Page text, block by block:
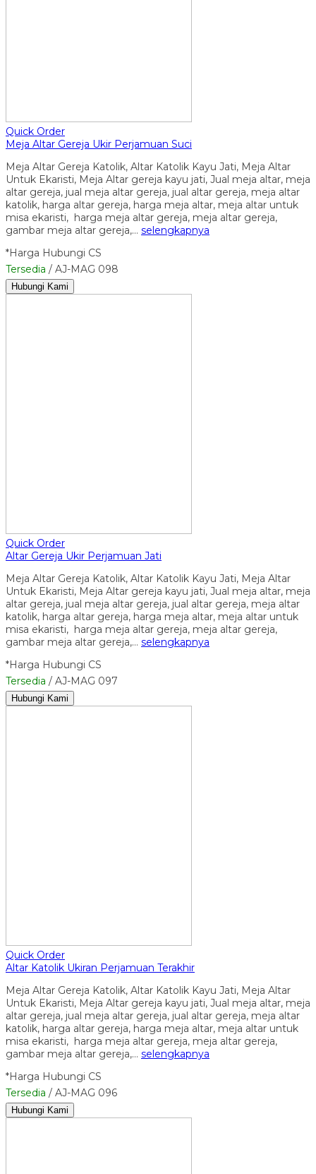
Quick Order
Meja Altar Gereja Ukir Perjamuan Suci
Meja Altar Gereja Katolik, Altar Katolik Kayu Jati, Meja Altar
Untuk Ekaristi, Meja Altar gereja kayu jati, Jual meja altar, meja
altar gereja, jual meja altar gereja, jual altar gereja, meja altar
katolik, harga altar gereja, harga meja altar, meja altar untuk
misa ekaristi, harga meja altar gereja, meja altar gereja,
gambar meja altar gereja,… selengkapnya
*Harga Hubungi CS
Tersedia / AJ-MAG 098
Hubungi Kami
Quick Order
Altar Gereja Ukir Perjamuan Jati
Meja Altar Gereja Katolik, Altar Katolik Kayu Jati, Meja Altar
Untuk Ekaristi, Meja Altar gereja kayu jati, Jual meja altar, meja
altar gereja, jual meja altar gereja, jual altar gereja, meja altar
katolik, harga altar gereja, harga meja altar, meja altar untuk
misa ekaristi, harga meja altar gereja, meja altar gereja,
gambar meja altar gereja,… selengkapnya
*Harga Hubungi CS
Tersedia / AJ-MAG 097
Hubungi Kami
Quick Order
Altar Katolik Ukiran Perjamuan Terakhir
Meja Altar Gereja Katolik, Altar Katolik Kayu Jati, Meja Altar
Untuk Ekaristi, Meja Altar gereja kayu jati, Jual meja altar, meja
altar gereja, jual meja altar gereja, jual altar gereja, meja altar
katolik, harga altar gereja, harga meja altar, meja altar untuk
misa ekaristi, harga meja altar gereja, meja altar gereja,
gambar meja altar gereja,… selengkapnya
*Harga Hubungi CS
Tersedia / AJ-MAG 096
Hubungi Kami